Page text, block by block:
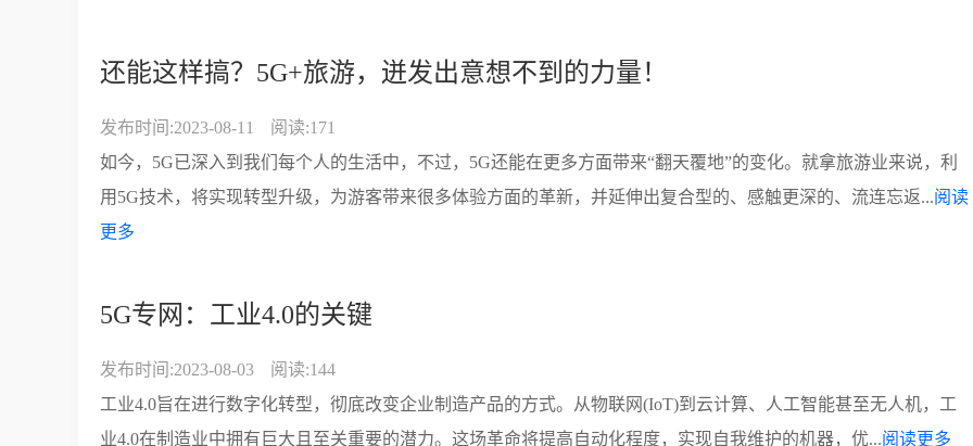
还能这样搞？5G+旅游，迸发出意想不到的力量！
发布时间:2023-08-11
阅读:171
如今，5G已深入到我们每个人的生活中，不过，5G还能在更多方面带来“翻天覆地”的变化。就拿旅游业来说，利
用5G技术，将实现转型升级，为游客带来很多体验方面的革新，并延伸出复合型的、感触更深的、流连忘返...阅读
更多
5G专网：工业4.0的关键
发布时间:2023-08-03
阅读:144
工业4.0旨在进行数字化转型，彻底改变企业制造产品的方式。从物联网(IoT)到云计算、人工智能甚至无人机，工
业4.0在制造业中拥有巨大且至关重要的潜力。这场革命将提高自动化程度，实现自我维护的机器，优...阅读更多